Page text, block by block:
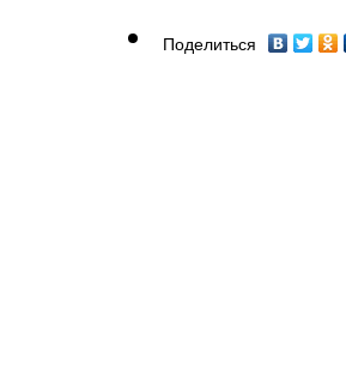
Поделиться